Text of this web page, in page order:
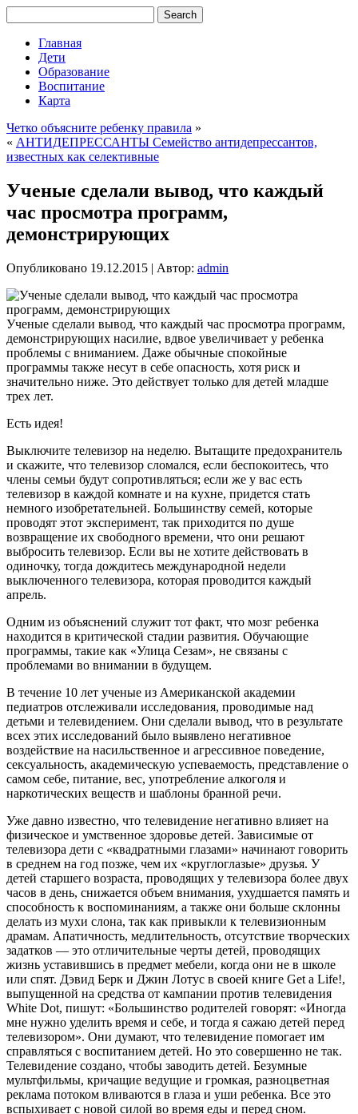
Главная
Дети
Образование
Воспитание
Карта
Четко объясните ребенку правила »
« АНТИДЕПРЕССАНТЫ Семейство антидепрессантов,
известных как селективные
Ученые сделали вывод, что каждый
час просмотра программ,
демонстрирующих
Опубликовано 19.12.2015 | Автор: admin
Ученые сделали вывод, что каждый час просмотра программ,
демонстрирующих насилие, вдвое увеличивает у ребенка
проблемы с вниманием. Даже обычные спокойные
программы также несут в себе опасность, хотя риск и
значительно ниже. Это действует только для детей младше
трех лет.
Есть идея!
Выключите телевизор на неделю. Вытащите предохранитель
и скажите, что телевизор сломался, если беспокоитесь, что
члены семьи будут сопротивляться; если же у вас есть
телевизор в каждой комнате и на кухне, придется стать
немного изобретательней. Большинству семей, которые
проводят этот эксперимент, так приходится по душе
возвращение их свободного времени, что они решают
выбросить телевизор. Если вы не хотите действовать в
одиночку, тогда дождитесь международной недели
выключенного телевизора, которая проводится каждый
апрель.
Одним из объяснений служит тот факт, что мозг ребенка
находится в критической стадии развития. Обучающие
программы, такие как «Улица Сезам», не связаны с
проблемами во внимании в будущем.
В течение 10 лет ученые из Американской академии
педиатров отслеживали исследования, проводимые над
детьми и телевидением. Они сделали вывод, что в результате
всех этих исследований было выявлено негативное
воздействие на насильственное и агрессивное поведение,
сексуальность, академическую успеваемость, представление о
самом себе, питание, вес, употребление алкоголя и
наркотических веществ и шаблоны бранной речи.
Уже давно известно, что телевидение негативно влияет на
физическое и умственное здоровье детей. Зависимые от
телевизора дети с «квадратными глазами» начинают говорить
в среднем на год позже, чем их «круглоглазые» друзья. У
детей старшего возраста, проводящих у телевизора более двух
часов в день, снижается объем внимания, ухудшается память и
способность к воспоминаниям, а также они больше склонны
делать из мухи слона, так как привыкли к телевизионным
драмам. Апатичность, медлительность, отсутствие творческих
задатков — это отличительные черты детей, проводящих
жизнь уставившись в предмет мебели, когда они не в школе
или спят. Дэвид Берк и Джин Лотус в своей книге Get a Life!,
выпущенной на средства от кампании против телевидения
White Dot, пишут: «Большинство родителей говорят: «Иногда
мне нужно уделить время и себе, и тогда я сажаю детей перед
телевизором». Они думают, что телевидение помогает им
справляться с воспитанием детей. Но это совершенно не так.
Телевидение создано, чтобы заводить детей. Безумные
мультфильмы, кричащие ведущие и громкая, разноцветная
реклама потоком вливаются в глаза и уши ребенка. Все это
вспыхивает с новой силой во время еды и перед сном.